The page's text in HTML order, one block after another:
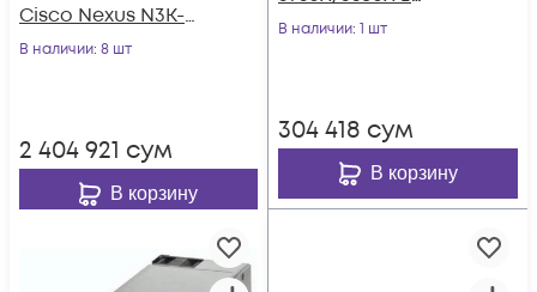
Cisco Nexus N3K-
C3064PQ-10GE
В наличии: 8 шт
2 404 921 сум
В корзину
стойку 19"
В наличии: 1 шт
304 418 сум
В корзину